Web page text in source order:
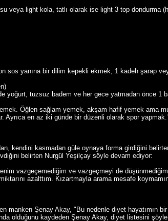
veya light kola, tatlı olarak ise light 3 top dondurma
sos yanına bir dilim kepekli ekmek, 1 kadeh şarap
yoğurt, tuzsuz badem ve her gece yatmadan önce 1
Öğlen sağlam yemek, akşam hafif yemek ama
Ayrıca en az iki günde bir düzenli olarak spor
kendini kasmadan güle oynaya forma girdiğini
belirten Nurgül Yeşilçay söyle devam ediyor:
vazgeçemediğim ve vazgeçmeyi de
azalttım. Kızartmayla arama mesafe
manken Şenay Akay, "Bu nedenle diyet hayatımın
olduğunu kaydeden Şenay Akay, diyet listesini şöyle